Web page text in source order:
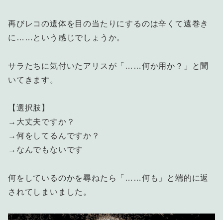
再びレコの遺体を目の当たりにするのは辛くて遠巻き
に……という感じでしょうか。
サラたちに気付いたアリスが「……何か用か？」と聞
いてきます。
【選択肢】
→大丈夫ですか？
→何をしてるんですか？
→なんでもないです
何をしているのかを尋ねたら「……何も」と端的に返
されてしまいました。